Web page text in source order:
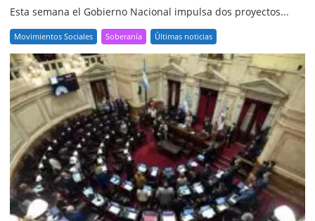
Esta semana el Gobierno Nacional impulsa dos proyectos...
Movimientos Sociales Soberanía Últimas noticias